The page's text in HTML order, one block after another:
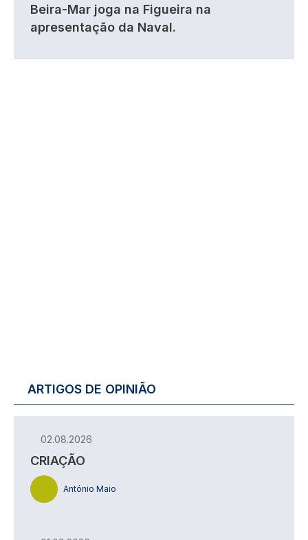
Beira-Mar joga na Figueira na
apresentação da Naval.
ARTIGOS DE OPINIÃO
02.08.2026
CRIAÇÃO
António Maio